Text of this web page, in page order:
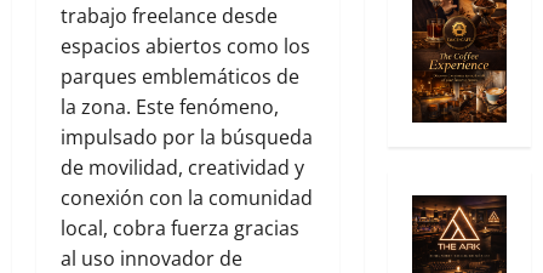
trabajo freelance desde
espacios abiertos como los
parques emblemáticos de
la zona. Este fenómeno,
impulsado por la búsqueda
de movilidad, creatividad y
conexión con la comunidad
local, cobra fuerza gracias
al uso innovador de